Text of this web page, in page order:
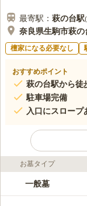
最寄駅： 萩の台駅(
奈良県生駒市萩の
檀家になる必要なし
おすすめポイント
萩の台駅から徒
駐車場完備
入口にスロープ
ライフドット編集部の
近鉄生駒線
お墓タイプ
一般墓